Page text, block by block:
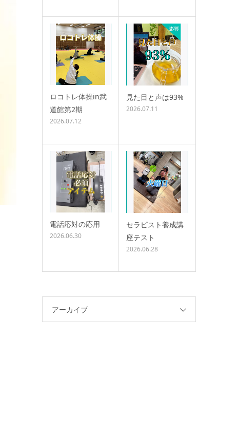
ロコトレ体操in武
道館第2期
2026.07.12
見た目と声は93%
2026.07.11
電話応対の応用
2026.06.30
セラピスト養成講
座テスト
2026.06.28
アーカイブ